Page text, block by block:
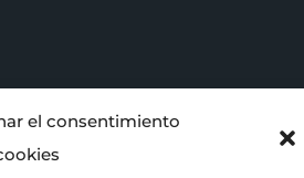
el consentimiento